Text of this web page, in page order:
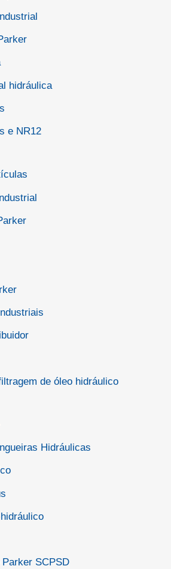
hidráulica
e NR12
de óleo hidráulico
Hidráulicas
SCPSD